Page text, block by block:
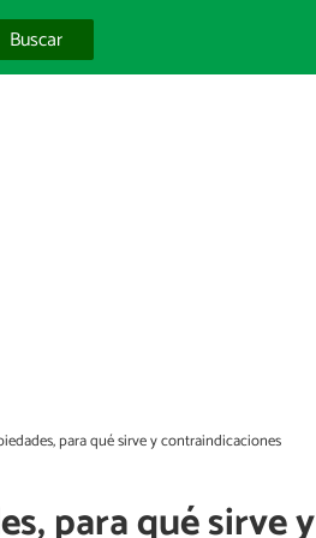
Buscar
para qué sirve y contraindicaciones
para qué sirve y